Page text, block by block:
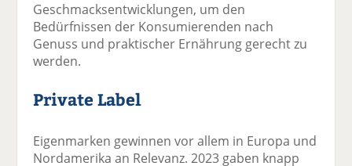
Geschmacksentwicklungen, um den
Bedürfnissen der Konsumierenden nach
Genuss und praktischer Ernährung gerecht zu
werden.
Private Label
Eigenmarken gewinnen vor allem in Europa und
Nordamerika an Relevanz. 2023 gaben knapp